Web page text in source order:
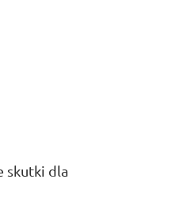
skutki dla